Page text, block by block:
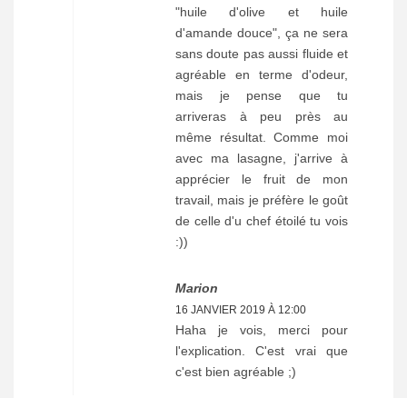
"huile d'olive et huile
d'amande douce", ça ne sera
sans doute pas aussi fluide et
agréable en terme d'odeur,
mais je pense que tu
arriveras à peu près au
même résultat. Comme moi
avec ma lasagne, j'arrive à
apprécier le fruit de mon
travail, mais je préfère le goût
de celle d'u chef étoilé tu vois
:))
Marion
16 JANVIER 2019 À 12:00
Haha je vois, merci pour
l'explication. C'est vrai que
c'est bien agréable ;)